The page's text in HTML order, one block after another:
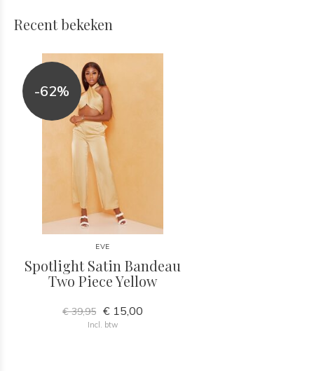
Recent bekeken
-62%
EVE
Spotlight Satin Bandeau
Two Piece Yellow
€ 39,95 € 15,00
Incl. btw